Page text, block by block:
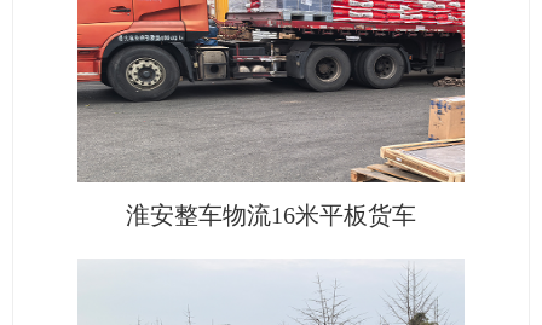
淮安整车物流16米平板货车